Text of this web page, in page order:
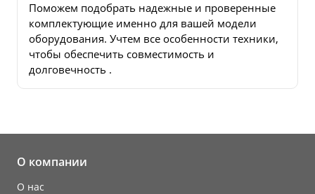
Поможем подобрать надежные и проверенные
комплектующие именно для вашей модели
оборудования. Учтем все особенности техники,
чтобы обеспечить совместимость и
долговечность .
О компании
О нас